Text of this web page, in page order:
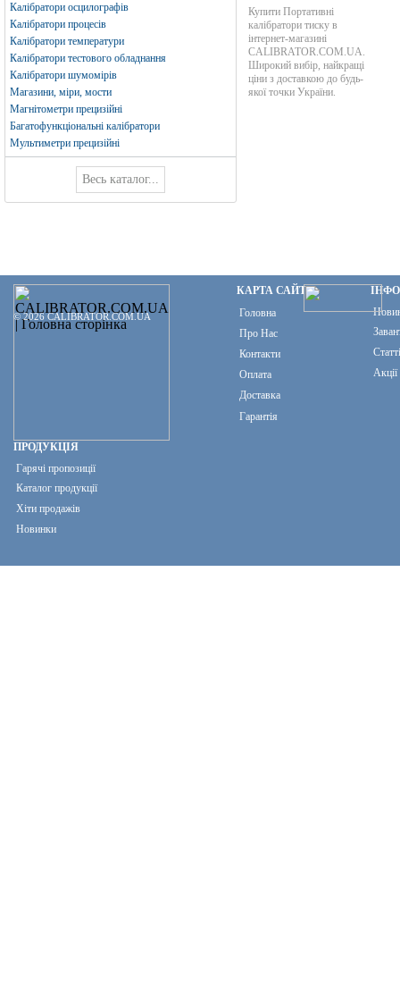
Калібратори осцилографів
Калібратори процесів
Калібратори температури
Калібратори тестового обладнання
Калібратори шумомірів
Магазини, міри, мости
Магнітометри прецизійні
Багатофункціональні калібратори
Мультиметри прецизійні
Купити Портативні
калібратори тиску в
інтернет-магазині
CALIBRATOR.COM.UA.
Широкий вибір, найкращі
ціни з доставкою до будь-
якої точки України.
© 2026 CALIBRATOR.COM.UA
КАРТА САЙТУ
Головна
Про Нас
Контакти
Оплата
Доставка
Гарантія
Статті
Акції
ПРОДУКЦІЯ
Гарячі пропозиції
Каталог продукції
Хіти продажів
Новинки